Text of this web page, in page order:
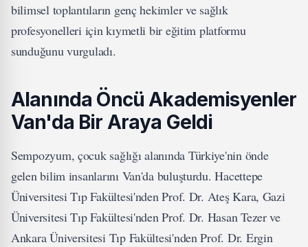
bilimsel toplantıların genç hekimler ve sağlık
profesyonelleri için kıymetli bir eğitim platformu
sunduğunu vurguladı.
Alanında Öncü Akademisyenler
Van'da Bir Araya Geldi
Sempozyum, çocuk sağlığı alanında Türkiye'nin önde
gelen bilim insanlarını Van'da buluşturdu. Hacettepe
Üniversitesi Tıp Fakültesi'nden Prof. Dr. Ateş Kara, Gazi
Üniversitesi Tıp Fakültesi'nden Prof. Dr. Hasan Tezer ve
Ankara Üniversitesi Tıp Fakültesi'nden Prof. Dr. Ergin